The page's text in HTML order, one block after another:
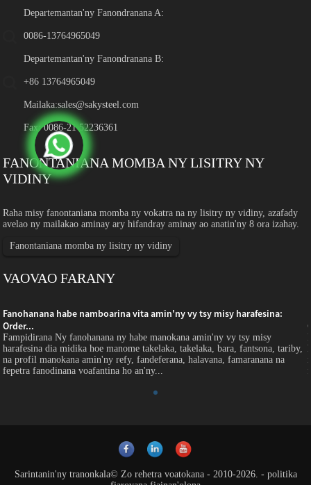
Departemantan'ny Fanondranana A:
0086-13764965049
Departemantan'ny Fanondranana B:
+86 13764965049
Mailaka:sales@sakysteel.com
Fax: 0086-21 52236361
FANONTANIANA MOMBA NY LISITRY NY
VIDINY
Raha misy fanontaniana momba ny vokatra na ny lisitry ny vidiny, azafady
avelao ny mailakao aminay ary hifandray aminay ao anatin'ny 8 ora izahay.
Fanontaniana momba ny lisitry ny vidiny
VAOVAO FARANY
Fanohanana habe namboarina vita amin'ny vy tsy misy harafesina:
Order...
Fampidirana Ny fanohanana ny habe manokana amin'ny vy tsy misy
harafesina dia midika hoe manome takelaka, takelaka, bara, fantsona, tariby,
na profil manokana amin'ny refy, fandeferana, halavana, famaranana na
fepetra fanodinana voafantina ho an'ny...
Sarintanin'ny tranonkala© Zo rehetra voatokana - 2010-2026. - politika